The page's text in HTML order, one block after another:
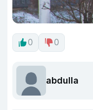
0 0
abdulla